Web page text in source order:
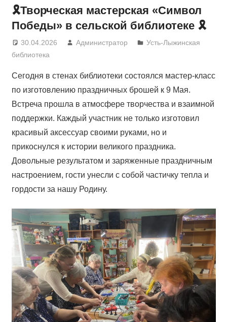
🎗Творческая мастерская «Символ
Победы» в сельской библиотеке 🎗
30.04.2026 Администратор
Усть-Лыжинская
библиотека
Сегодня в стенах библиотеки состоялся мастер-класс
по изготовлению праздничных брошей к 9 Мая.
Встреча прошла в атмосфере творчества и взаимной
поддержки. Каждый участник не только изготовил
красивый аксессуар своими руками, но и
прикоснулся к истории великого праздника.
Довольные результатом и заряженные праздничным
настроением, гости унесли с собой частичку тепла и
гордости за нашу Родину.